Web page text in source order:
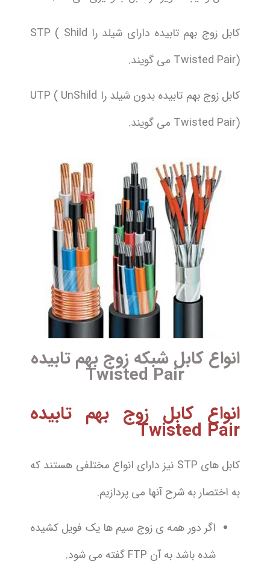
کابل زوج بهم تابیده دارای شیلد را STP ( Shild
Twisted Pair) می گویند.
کابل زوج بهم تابیده بدون شیلد را UTP ( UnShild
Twisted Pair) می گویند.
انواع کابل شبکه زوج بهم تابیده
Twisted Pair
انواع کابل زوج بهم تابیده
Twisted Pair
کابل های STP نیز دارای انواع مختلفی هستند که
به اختصار به شرح آنها می پردازیم.
اگر دور همه ی زوج سیم ها یک فویل کشیده
شده باشد به آن FTP گفته می شود.